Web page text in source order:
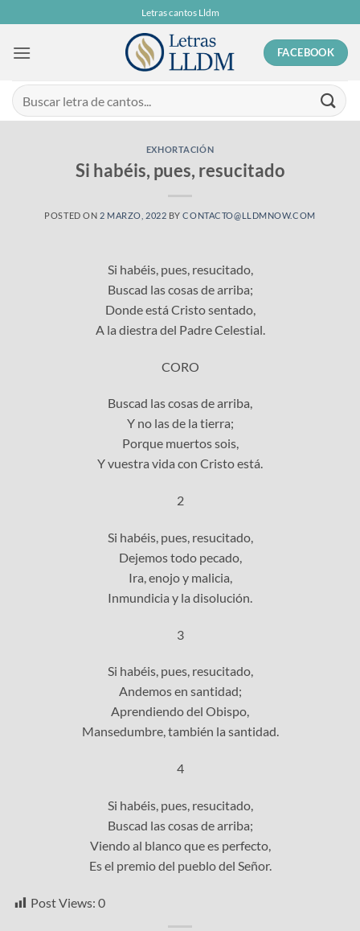
to
content
Letras cantos Lldm
FACEBOOK
EXHORTACIÓN
Si habéis, pues, resucitado
POSTED ON 2 MARZO, 2022 BYCONTACTO@LLDMNOW.COM
Si habéis, pues, resucitado,
Buscad las cosas de arriba;
Donde está Cristo sentado,
A la diestra del Padre Celestial.
CORO
Buscad las cosas de arriba,
Y no las de la tierra;
Porque muertos sois,
Y vuestra vida con Cristo está.
2
Si habéis, pues, resucitado,
Dejemos todo pecado,
Ira, enojo y malicia,
Inmundicia y la disolución.
3
Si habéis, pues, resucitado,
Andemos en santidad;
Aprendiendo del Obispo,
Mansedumbre, también la santidad.
4
Si habéis, pues, resucitado,
Buscad las cosas de arriba;
Viendo al blanco que es perfecto,
Es el premio del pueblo del Señor.
Post Views: 0